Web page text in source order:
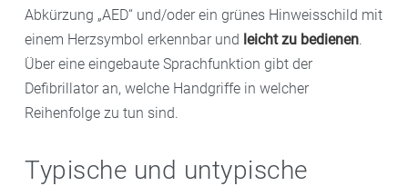
Abkürzung „AED“ und/oder ein grünes Hinweisschild mit
einem Herzsymbol erkennbar und leicht zu bedienen.
Über eine eingebaute Sprachfunktion gibt der
Defibrillator an, welche Handgriffe in welcher
Reihenfolge zu tun sind.
Typische und untypische